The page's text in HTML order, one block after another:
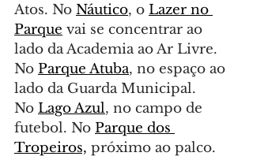
Atos. No Náutico, o Lazer no
Parque vai se concentrar ao
lado da Academia ao Ar Livre.
No Parque Atuba, no espaço ao
lado da Guarda Municipal.
No Lago Azul, no campo de
futebol. No Parque dos
Tropeiros, próximo ao palco.